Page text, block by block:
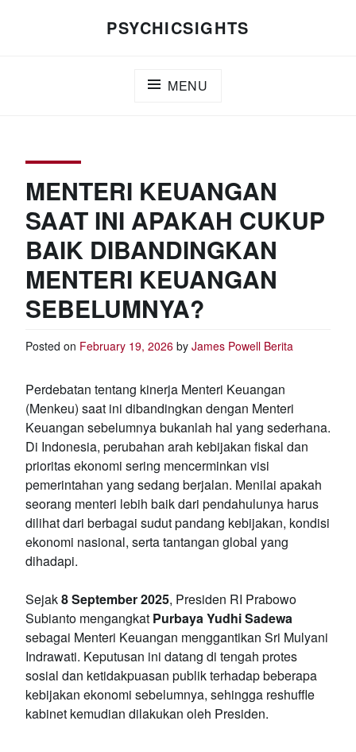
PSYCHICSIGHTS
MENU
MENTERI KEUANGAN
SAAT INI APAKAH CUKUP
BAIK DIBANDINGKAN
MENTERI KEUANGAN
SEBELUMNYA?
Posted on February 19, 2026 by James Powell Berita
Perdebatan tentang kinerja Menteri Keuangan
(Menkeu) saat ini dibandingkan dengan Menteri
Keuangan sebelumnya bukanlah hal yang sederhana.
Di Indonesia, perubahan arah kebijakan fiskal dan
prioritas ekonomi sering mencerminkan visi
pemerintahan yang sedang berjalan. Menilai apakah
seorang menteri lebih baik dari pendahulunya harus
dilihat dari berbagai sudut pandang kebijakan, kondisi
ekonomi nasional, serta tantangan global yang
dihadapi.
Sejak8 September 2025, Presiden RI Prabowo
Subianto mengangkat Purbaya Yudhi Sadewa
sebagai Menteri Keuangan menggantikan Sri Mulyani
Indrawati. Keputusan ini datang di tengah protes
sosial dan ketidakpuasan publik terhadap beberapa
kebijakan ekonomi sebelumnya, sehingga reshuffle
kabinet kemudian dilakukan oleh Presiden.